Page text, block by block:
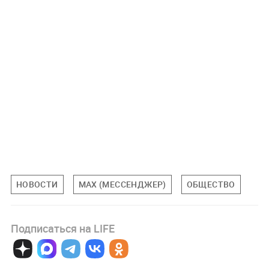
НОВОСТИ MAX (МЕССЕНДЖЕР) ОБЩЕСТВО
Подписаться на LIFE